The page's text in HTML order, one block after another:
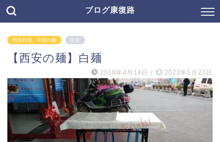
ブログ康復路
西安料理、中国の麺 広告
【西安の麺】白麺
2018年4月14日 / 2023年5月23日